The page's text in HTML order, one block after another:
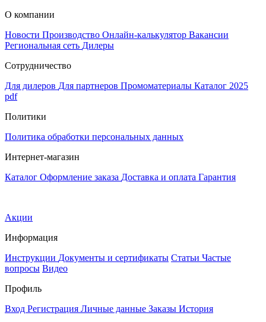
О компании
Новости Производство Онлайн-калькулятор Вакансии
Региональная сеть Дилеры
Сотрудничество
Для дилеров Для партнеров Промоматериалы Каталог 2025
pdf
Политики
Политика обработки персональных данных
Интернет-магазин
Каталог Оформление заказа Доставка и оплата Гарантия
Акции
Информация
Инструкции Документы и сертификаты Статьи Частые
вопросы Видео
Профиль
Вход Регистрация Личные данные Заказы История